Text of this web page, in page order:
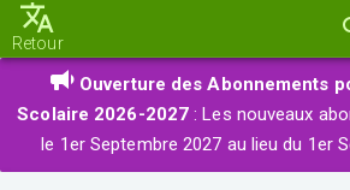
Retour
Ouverture des Abonnements
Scolaire 2026-2027 : Les nouveaux
le 1er Septembre 2027 au lieu du 1er